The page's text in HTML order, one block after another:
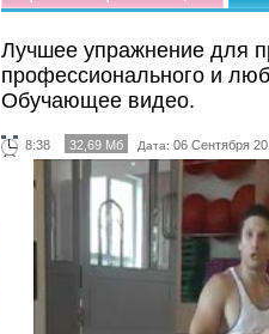
Лучшее упражнение для
профессионального и
Обучающее видео.
8:38 32,69 Мб Дата: 06 Сентября